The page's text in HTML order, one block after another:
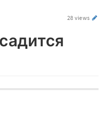
28 views